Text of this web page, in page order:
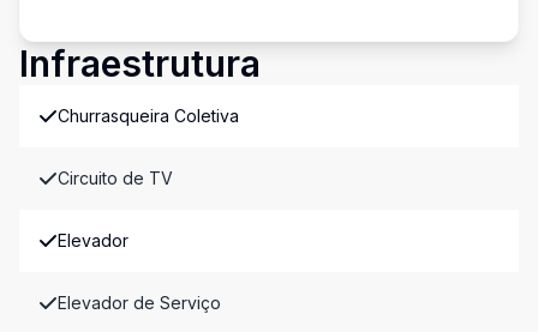
Infraestrutura
Churrasqueira Coletiva
Circuito de TV
Elevador
Elevador de Serviço